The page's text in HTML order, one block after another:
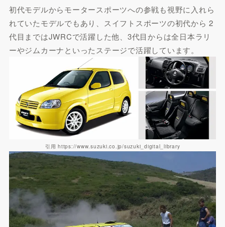
初代モデルからモータースポーツへの参戦も視野に入れら
れていたモデルでもあり、スイフトスポーツの初代から 2
代目まではJWRCで活躍した他、3代目からは全日本ラリ
ーやジムカーナといったステージで活躍しています。
引用 https://www.suzuki.co.jp/suzuki_digital_library